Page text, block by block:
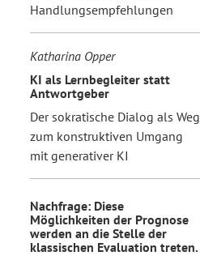
Handlungsempfehlungen
Katharina Opper
KI als Lernbegleiter statt
Antwortgeber
Der sokratische Dialog als Weg
zum konstruktiven Umgang
mit generativer KI
Nachfrage: Diese
Möglichkeiten der Prognose
werden an die Stelle der
klassischen Evaluation treten.